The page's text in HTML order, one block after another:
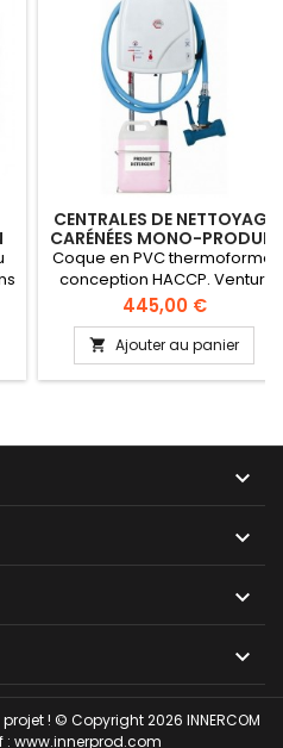
CENTRALES DE NETTOYAGE
CARÉNÉES MONO-PRODUIT
Coque en PVC thermoformé,
conception HACCP. Venturi
robuste, simple, efficace
avec peu de maintenance.
Vanne antipollution filtrante.
Pistolet avec protection anti-
choc élevée, résistant 80°C -
70°C - 20 bars.
Prix
445,00 €
 Ajouter au panier




! © Copyright 2026 INNERCOM
: www.innerprod.com